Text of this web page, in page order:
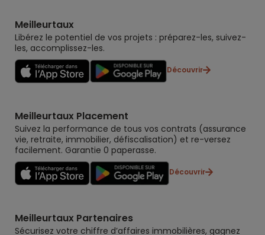
Meilleurtaux
Libérez le potentiel de vos projets : préparez-les, suivez-
les, accomplissez-les.
Découvrir
Meilleurtaux Placement
Suivez la performance de tous vos contrats (assurance
vie, retraite, immobilier, défiscalisation) et re-versez
facilement. Garantie 0 paperasse.
Découvrir
Meilleurtaux Partenaires
Sécurisez votre chiffre d’affaires immobilières, gagnez